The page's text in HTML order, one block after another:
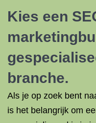
Kies een
branche.
Als je op zoek bent
is het belangrijk om